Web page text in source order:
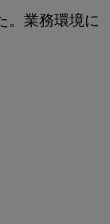
。業務環境に